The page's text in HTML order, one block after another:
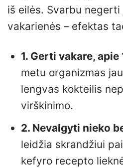
iš eilės. Svarbu negerti
vakarienės – efektas
1. Gerti vakare, apie
metu organizmas
lengvas kokteilis
virškinimo.
2. Nevalgyti nieko
leidžia skrandžiui
kefyro recepto